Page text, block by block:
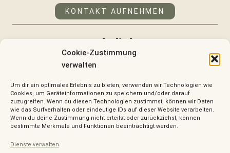
Cookie-Zustimmung
verwalten
Um dir ein optimales Erlebnis zu bieten, verwenden wir Technologien wie
Cookies, um Geräteinformationen zu speichern und/oder darauf
zuzugreifen. Wenn du diesen Technologien zustimmst, können wir Daten
wie das Surfverhalten oder eindeutige IDs auf dieser Website verarbeiten.
Wenn du deine Zustimmung nicht erteilst oder zurückziehst, können
bestimmte Merkmale und Funktionen beeinträchtigt werden.
Dienste verwalten
KONTAKT AUFNEHMEN
Rechtliches
IMPRESSUM
DATENSCHUTZ
Keep an Eye on AHA’s
Verantwortungsvolle Zucht von Flat Coated